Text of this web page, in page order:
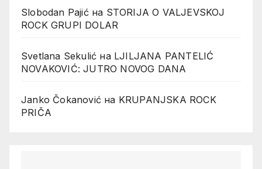
Slobodan Pajićна STORIJA O VALJEVSKOJ
ROCK GRUPI DOLAR
Svetlana Sekulić на LJILJANA PANTELIĆ
NOVAKOVIĆ: JUTRO NOVOG DANA
Janko Čokanović на KRUPANJSKA ROCK
PRIČA